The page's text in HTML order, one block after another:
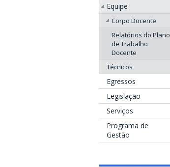
Equipe
Corpo Docente
Relatórios do Plano
de Trabalho
Docente
Técnicos
Egressos
Legislação
Serviços
Programa de
Gestão